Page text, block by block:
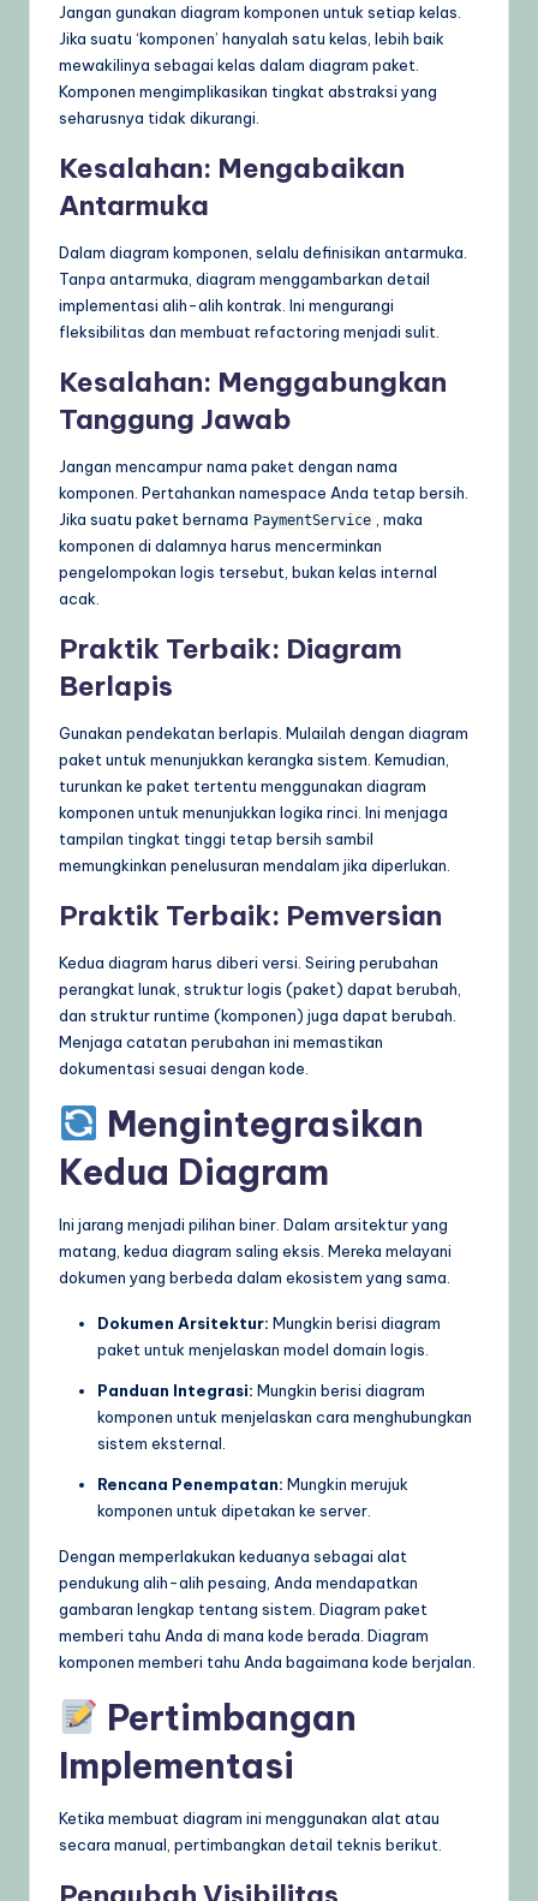
Jangan gunakan diagram komponen untuk setiap kelas.
Jika suatu ‘komponen’ hanyalah satu kelas, lebih baik
mewakilinya sebagai kelas dalam diagram paket.
Komponen mengimplikasikan tingkat abstraksi yang
seharusnya tidak dikurangi.
Kesalahan: Mengabaikan
Antarmuka
Dalam diagram komponen, selalu definisikan antarmuka.
Tanpa antarmuka, diagram menggambarkan detail
implementasi alih-alih kontrak. Ini mengurangi
fleksibilitas dan membuat refactoring menjadi sulit.
Kesalahan: Menggabungkan
Tanggung Jawab
Jangan mencampur nama paket dengan nama
komponen. Pertahankan namespace Anda tetap bersih.
Jika suatu paket bernama PaymentService
, maka
komponen di dalamnya harus mencerminkan
pengelompokan logis tersebut, bukan kelas internal
acak.
Praktik Terbaik: Diagram
Berlapis
Gunakan pendekatan berlapis. Mulailah dengan diagram
paket untuk menunjukkan kerangka sistem. Kemudian,
turunkan ke paket tertentu menggunakan diagram
komponen untuk menunjukkan logika rinci. Ini menjaga
tampilan tingkat tinggi tetap bersih sambil
memungkinkan penelusuran mendalam jika diperlukan.
Praktik Terbaik: Pemversian
Kedua diagram harus diberi versi. Seiring perubahan
perangkat lunak, struktur logis (paket) dapat berubah,
dan struktur runtime (komponen) juga dapat berubah.
Menjaga catatan perubahan ini memastikan
dokumentasi sesuai dengan kode.
Mengintegrasikan
Kedua Diagram
Ini jarang menjadi pilihan biner. Dalam arsitektur yang
matang, kedua diagram saling eksis. Mereka melayani
dokumen yang berbeda dalam ekosistem yang sama.
Dokumen Arsitektur: Mungkin berisi diagram
paket untuk menjelaskan model domain logis.
Panduan Integrasi: Mungkin berisi diagram
komponen untuk menjelaskan cara menghubungkan
sistem eksternal.
Rencana Penempatan: Mungkin merujuk
komponen untuk dipetakan ke server.
Dengan memperlakukan keduanya sebagai alat
pendukung alih-alih pesaing, Anda mendapatkan
gambaran lengkap tentang sistem. Diagram paket
memberi tahu Anda di mana kode berada. Diagram
komponen memberi tahu Anda bagaimana kode berjalan.
Pertimbangan
Implementasi
Ketika membuat diagram ini menggunakan alat atau
secara manual, pertimbangkan detail teknis berikut.